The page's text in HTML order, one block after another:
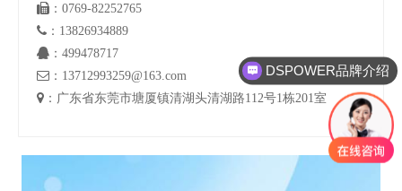
 ：0769-82252765
 ：13826934889
 ：499478717
 ：13712993259@163.com
 ：广东省东莞市塘厦镇清湖头清湖路112号1栋201室
DSPOWER品牌介绍